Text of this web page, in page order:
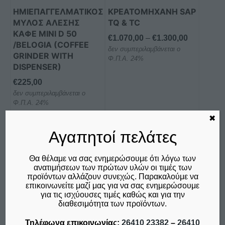
ΗΜΙΕΠΑΓΓΕΛΜΑΤΙΚΟΣ
ΜΥΛΟΣ ΑΛΕΣΗΣ
ΚΑΦΕ MINI D 50
/BELOGIA (COFFEE
GRINDER WITH
DISPENSER)
€225,00
δεν συμπεριλαμβάνεται ο
Φ.Π.Α. 24%
Σύγκριση
ΚΡΕΑΤΟΜΗΧΑΝΗ SAP
TQ & TC
€1.070,00 – €1.300,00Price
δεν συμπεριλαμβάνεται ο
Φ.Π.Α. 24%
μπορούν
να
στη
σελίδα
Σύγκριση
Αυτό
Αγαπητοί πελάτες
Θα θέλαμε να σας ενημερώσουμε ότι λόγω των
ανατιμήσεων των πρώτων υλών οι τιμές των
προϊόντων αλλάζουν συνεχώς. Παρακαλούμε να
επικοινωνείτε μαζί μας για να σας ενημερώσουμε
για τις ισχύουσες τιμές καθώς και για την
διαθεσιμότητα των προϊόντων.
Τηλέφωνα επικοινωνίας: 26410 23382 – 26410
✖